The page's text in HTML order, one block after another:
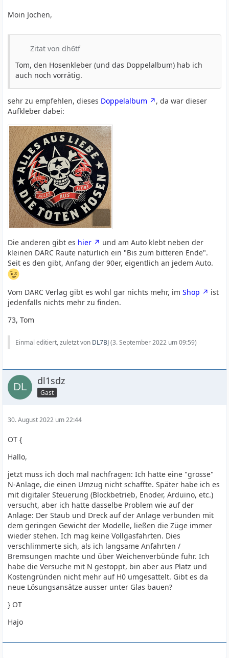
Moin Jochen,
Zitat von dh6tf
Tom, den Hosenkleber (und das Doppelalbum) hab ich
auch noch vorrätig.
sehr zu empfehlen, dieses Doppelalbum
, da war dieser
Aufkleber dabei:
Die anderen gibt es hier
und am Auto klebt neben der
kleinen DARC Raute natürlich ein "Bis zum bitteren Ende".
Seit es den gibt, Anfang der 90er, eigentlich an jedem Auto.
Vom DARC Verlag gibt es wohl gar nichts mehr, imShop
ist
jedenfalls nichts mehr zu finden.
73, Tom
Einmal editiert, zuletzt von DL7BJ(3. September 2022 um 09:59)
dl1sdz
Gast
30. August 2022 um 22:44
OT {
Hallo,
jetzt muss ich doch mal nachfragen: Ich hatte eine "grosse"
N-Anlage, die einen Umzug nicht schaffte. Später habe ich es
mit digitaler Steuerung (Blockbetrieb, Enoder, Arduino, etc.)
versucht, aber ich hatte dasselbe Problem wie auf der
Anlage: Der Staub und Dreck auf der Anlage verbunden mit
dem geringen Gewicht der Modelle, ließen die Züge immer
wieder stehen. Ich mag keine Vollgasfahrten. Dies
verschlimmerte sich, als ich langsame Anfahrten /
Bremsungen machte und über Weichenverbünde fuhr. Ich
habe die Versuche mit N gestoppt, bin aber aus Platz und
Kostengründen nicht mehr auf H0 umgesattelt. Gibt es da
neue Lösungsansätze ausser unter Glas bauen?
} OT
Hajo